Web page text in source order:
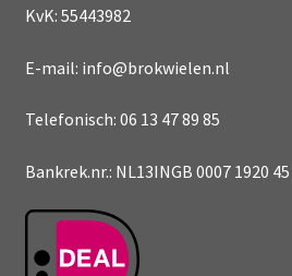
KvK: 55443982
E-mail: info@brokwielen.nl
Telefonisch: 06 13 47 89 85
Bankrek.nr.: NL13INGB 0007 1920 45